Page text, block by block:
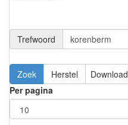
Trefwoord
Download
Per pagina